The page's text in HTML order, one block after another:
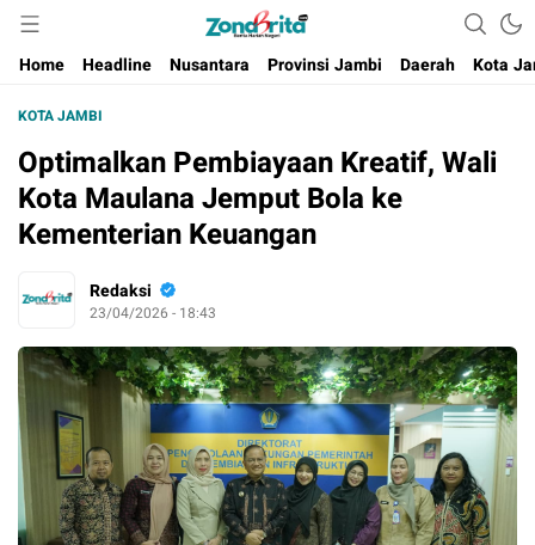
Berita Harian Negeri
Home
Headline Nusantara Provinsi Jambi Daerah Kota
KOTA JAMBI
Optimalkan Pembiayaan Kreatif, Wali
Kota Maulana Jemput Bola ke
Kementerian Keuangan
Redaksi
23/04/2026 - 18:43